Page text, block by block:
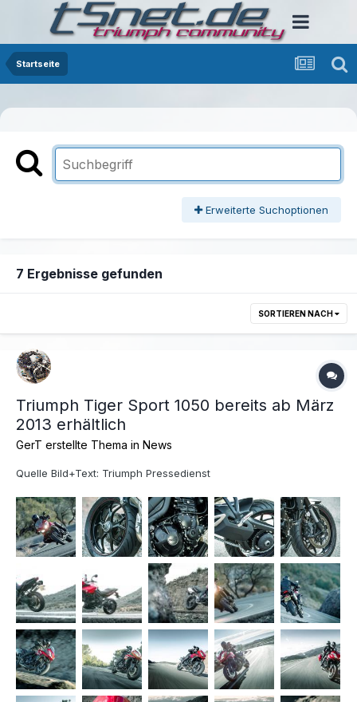
Startseite
Erweiterte Suchoptionen
7 Ergebnisse gefunden
SORTIEREN NACH
Triumph Tiger Sport 1050 bereits ab März
2013 erhältlich
GerT erstellte Thema in News
Quelle Bild+Text: Triumph Pressedienst